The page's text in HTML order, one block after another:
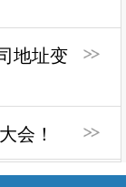
地址变
会！